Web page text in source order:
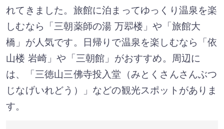
れてきました。旅館に泊まってゆっくり温泉を楽
しむなら「三朝薬師の湯 万翆楼」や「旅館大
橋」が人気です。日帰りで温泉を楽しむなら「依
山楼 岩崎」や「三朝館」がおすすめ。周辺に
は、「三徳山三佛寺投入堂（みとくさんさんぶつ
じなげいれどう）」などの観光スポットがありま
す。